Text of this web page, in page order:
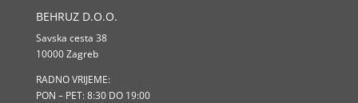
BEHRUZ D.O.O.
Savska cesta 38
10000 Zagreb
RADNO VRIJEME:
PON – PET: 8:30 DO 19:00